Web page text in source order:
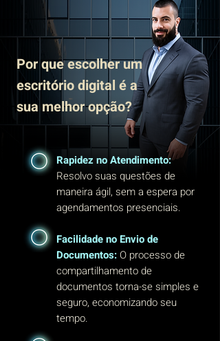
Por que escolher um
escritório digital é a
sua melhor opção?
Rapidez no Atendimento:
Resolvo suas questões de
maneira ágil, sem a espera por
agendamentos presenciais.
Facilidade no Envio de
Documentos: O processo de
compartilhamento de
documentos torna-se simples e
seguro, economizando seu
tempo.